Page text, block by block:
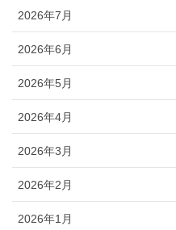
2026年7月
2026年6月
2026年5月
2026年4月
2026年3月
2026年2月
2026年1月